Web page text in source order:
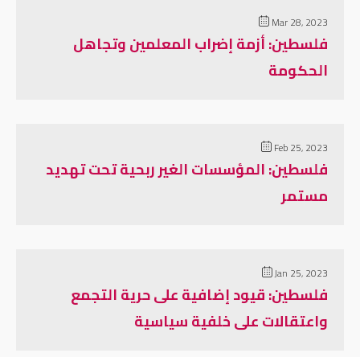
Mar 28, 2023
فلسطين: أزمة إضراب المعلمين وتجاهل
الحكومة
Feb 25, 2023
فلسطين: المؤسسات الغير ربحية تحت تهديد
مستمر
Jan 25, 2023
فلسطين: قيود إضافية على حرية التجمع
واعتقالات على خلفية سياسية